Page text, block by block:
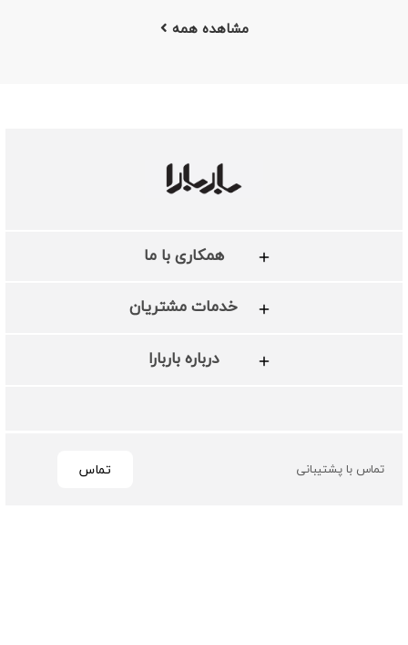
مشاهده همه
همکاری با ما
خدمات مشتریان
درباره باربارا
تماس با پشتیبانی تماس